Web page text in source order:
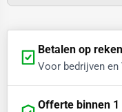
Betalen op
Voor bedrijven en
Offerte binnen 1